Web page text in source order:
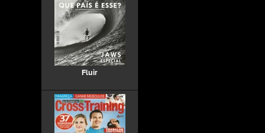
Fluir